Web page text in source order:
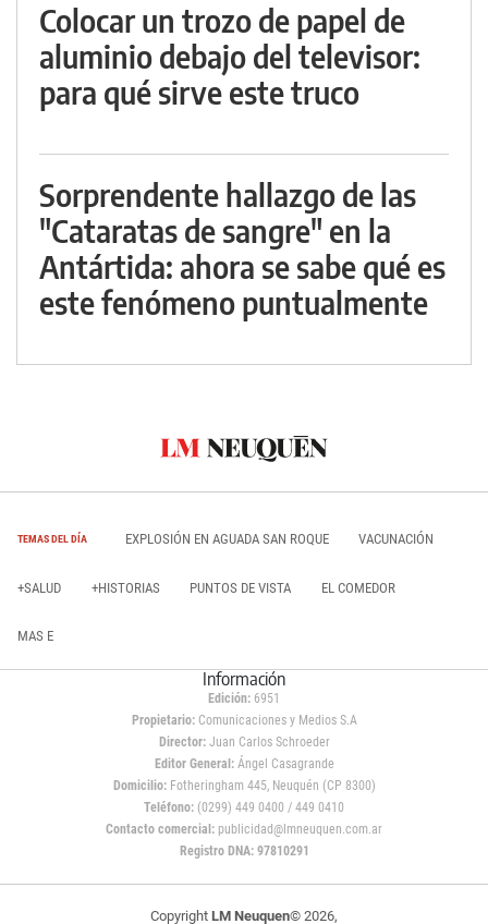
Colocar un trozo de papel de
aluminio debajo del televisor:
para qué sirve este truco
Sorprendente hallazgo de las
"Cataratas de sangre" en la
Antártida: ahora se sabe qué es
este fenómeno puntualmente
TEMAS DEL DÍA EXPLOSIÓN EN AGUADA SAN ROQUE VACUNACIÓN
+SALUD +HISTORIAS PUNTOS DE VISTA EL COMEDOR
MAS E
Información
Edición: 6951
Propietario:Comunicaciones y Medios S.A
Director: Juan Carlos Schroeder
Editor General:Ángel Casagrande
Domicilio:Fotheringham 445, Neuquén (CP 8300)
Teléfono: (0299) 449 0400 / 449 0410
Contacto comercial: publicidad@lmneuquen.com.ar
Registro DNA: 97810291
Copyright LM Neuquen© 2026,